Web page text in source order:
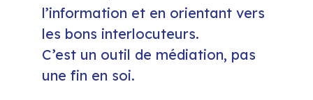
l’information et en orientant vers
les bons interlocuteurs.
C’est un outil de médiation, pas
une fin en soi.